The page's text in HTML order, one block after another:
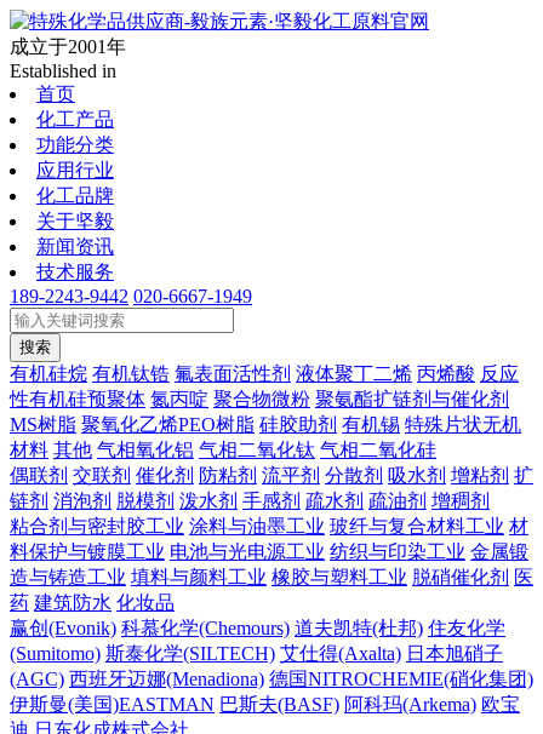
成立于2001年
Established in
首页
化工产品
功能分类
应用行业
化工品牌
关于坚毅
新闻资讯
技术服务
189-2243-9442 020-6667-1949
搜索
有机硅烷 有机钛锆 氟表面活性剂 液体聚丁二烯 丙烯酸 反应
性有机硅预聚体 氮丙啶 聚合物微粉 聚氨酯扩链剂与催化剂
MS树脂 聚氧化乙烯PEO树脂 硅胶助剂 有机锡 特殊片状无机
材料 其他 气相氧化铝 气相二氧化钛 气相二氧化硅
偶联剂 交联剂 催化剂 防粘剂 流平剂 分散剂 吸水剂 增粘剂 扩
链剂 消泡剂 脱模剂 泼水剂 手感剂 疏水剂 疏油剂 增稠剂
粘合剂与密封胶工业 涂料与油墨工业 玻纤与复合材料工业 材
料保护与镀膜工业 电池与光电源工业 纺织与印染工业 金属锻
造与铸造工业 填料与颜料工业 橡胶与塑料工业 脱硝催化剂 医
药 建筑防水 化妆品
赢创(Evonik) 科慕化学(Chemours) 道夫凯特(杜邦) 住友化学
(Sumitomo) 斯泰化学(SILTECH) 艾仕得(Axalta) 日本旭硝子
(AGC) 西班牙迈娜(Menadiona) 德国NITROCHEMIE(硝化集团)
伊斯曼(美国)EASTMAN 巴斯夫(BASF) 阿科玛(Arkema) 欧宝
迪 日东化成株式会社